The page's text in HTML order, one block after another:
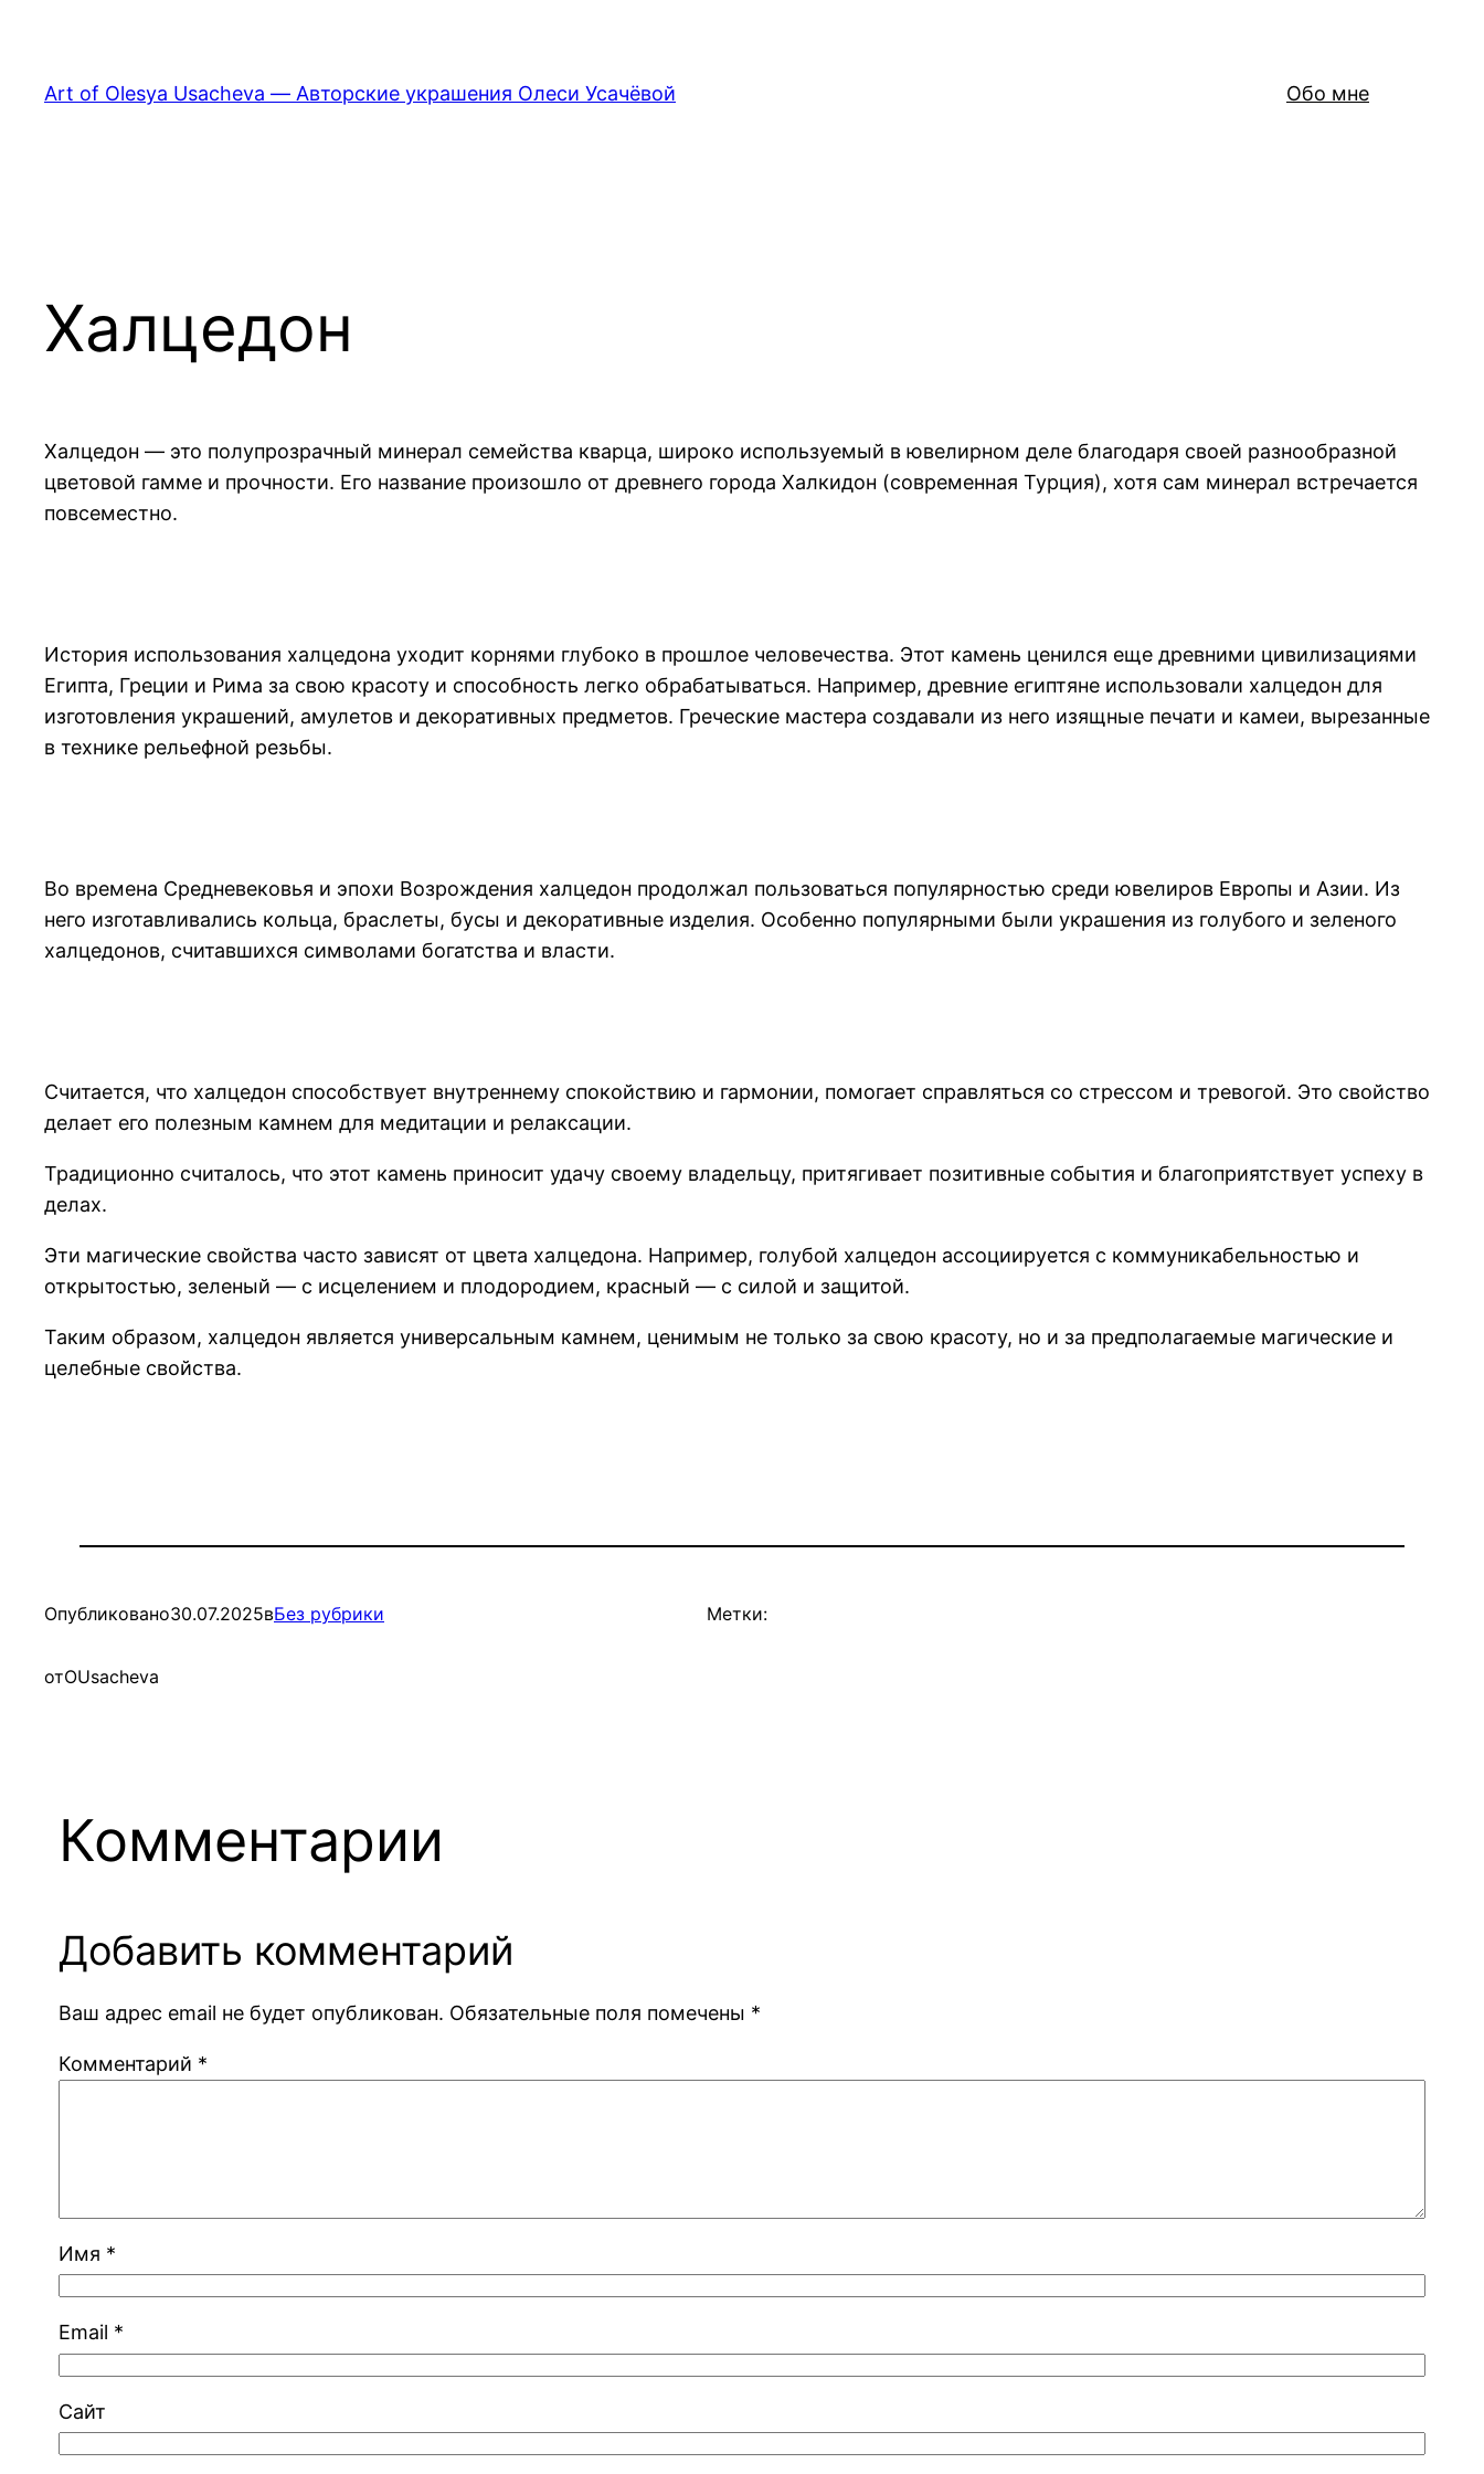
содержимому
Art of Olesya Usacheva — Авторские украшения Олеси Усачёвой Обо мне
Халцедон
Халцедон — это полупрозрачный минерал семейства кварца, широко используемый в ювелирном деле благодаря своей разнообразной
цветовой гамме и прочности. Его название произошло от древнего города Халкидон (современная Турция), хотя сам минерал встречается
повсеместно.
История использования халцедона уходит корнями глубоко в прошлое человечества. Этот камень ценился еще древними цивилизациями
Египта, Греции и Рима за свою красоту и способность легко обрабатываться. Например, древние египтяне использовали халцедон для
изготовления украшений, амулетов и декоративных предметов. Греческие мастера создавали из него изящные печати и камеи, вырезанные
в технике рельефной резьбы.
Во времена Средневековья и эпохи Возрождения халцедон продолжал пользоваться популярностью среди ювелиров Европы и Азии. Из
него изготавливались кольца, браслеты, бусы и декоративные изделия. Особенно популярными были украшения из голубого и зеленого
халцедонов, считавшихся символами богатства и власти.
Считается, что халцедон способствует внутреннему спокойствию и гармонии, помогает справляться со стрессом и тревогой. Это свойство
делает его полезным камнем для медитации и релаксации.
Традиционно считалось, что этот камень приносит удачу своему владельцу, притягивает позитивные события и благоприятствует успеху в
делах.
Эти магические свойства часто зависят от цвета халцедона. Например, голубой халцедон ассоциируется с коммуникабельностью и
открытостью, зеленый — с исцелением и плодородием, красный — с силой и защитой.
Таким образом, халцедон является универсальным камнем, ценимым не только за свою красоту, но и за предполагаемые магические и
целебные свойства.
Опубликовано30.07.2025вБез рубрики
отOUsacheva
Метки:
Комментарии
Добавить комментарий
Ваш адрес email не будет опубликован. Обязательные поля помечены *
Комментарий *
Имя *
Email *
Сайт